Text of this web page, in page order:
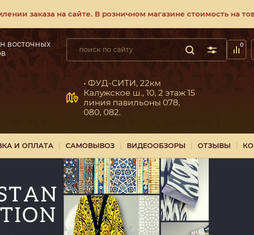
заказа на сайте. В розничном магазине стоимость на
восточных
0
• ФУД-СИТИ, 22км
Калужское ш., 10, 2 этаж 15
линия павильоны 078,
080, 082.
И ОПЛАТА САМОВЫВОЗ ВИДЕООБЗОРЫ ОТЗЫВЫ